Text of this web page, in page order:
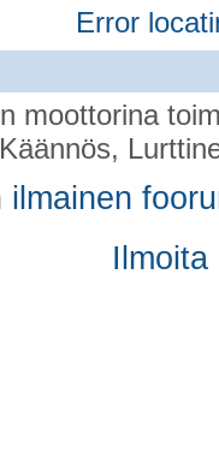
Error
moottorina
Käännös,
ilmainen